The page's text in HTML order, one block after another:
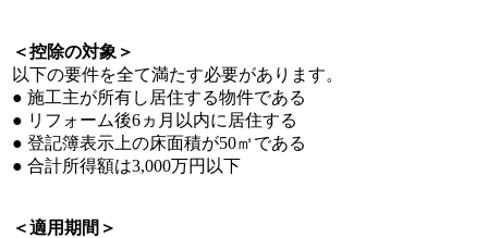
＜控除の対象＞
以下の要件を全て満たす必要があります。
● 施工主が所有し居住する物件である
● リフォーム後6ヵ月以内に居住する
● 登記簿表示上の床面積が50㎡である
● 合計所得額は3,000万円以下
＜適用期間＞